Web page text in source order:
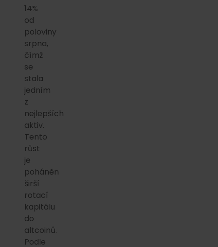
14%
od
poloviny
srpna,
čímž
se
stala
jedním
z
nejlepších
aktiv.
Tento
růst
je
poháněn
širší
rotací
kapitálu
do
altcoinů.
Podle